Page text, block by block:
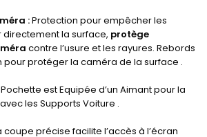
:Protection pour empêcher les
la surface, protège
contre l’usure et les rayures. Rebords
pour protéger la caméra de la surface .
est Equipée d’un Aimant pour la
les Supports Voiture .
coupe précise facilite l’accès à l’écran